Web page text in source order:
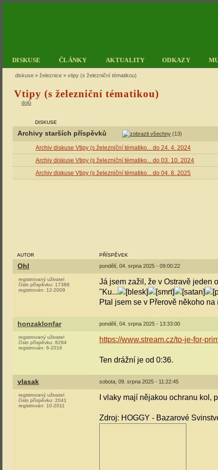
DISKUSE ČLÁNKY AKTUALITY ODKAZY
diskuse » železnice » vtipy (s železniční tématikou)
Vtipy (s železniční tématikou)
dolů
DISKUSE
Archivy starších příspěvků (13)
Archiv diskuse Vtipy (s železniční tématiko... do 24. 4. 2024
Archiv diskuse Vtipy (s železniční tématiko... do 03. 10. 2024
Archiv diskuse Vtipy (s železniční tématiko... do 04. 8. 2025
AUTOR PŘÍSPĚVEK
Ohl pondělí, 04. srpna 2025 - 09:00:22
registrovaný uživatel
číslo příspěvku: 17388
registrován: 12-2009
Já jsem zažil, že v Ostravě jeden
"Ku...
Ptal jsem se v Přerově někoho
honzaklonfar pondělí, 04. srpna 2025 - 13:33:00
registrovaný uživatel
číslo příspěvku: 8294
registrován: 6-2016
https://www.stream.cz/to-je-for-
Ten drážní je od 0:36.
vlasak sobota, 09. srpna 2025 - 11:22:45
registrovaný uživatel
číslo příspěvku: 2041
registrován: 10-2011
I vlaky mají nějakou ochranu kol,
Zdroj: HOGGY - Bazarové